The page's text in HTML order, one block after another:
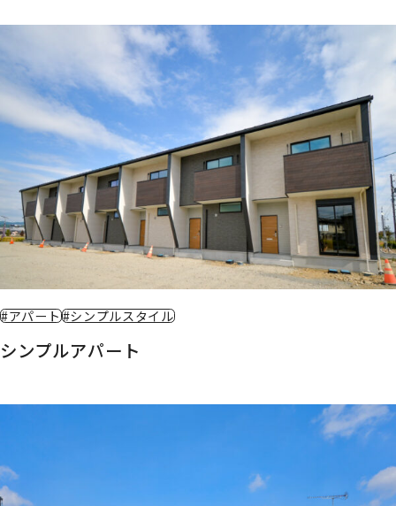
#アパート#シンプルスタイル
シンプルアパート